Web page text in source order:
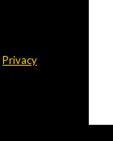
Privacy